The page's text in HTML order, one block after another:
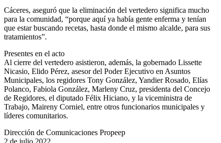
Cáceres, aseguró que la eliminación del vertedero significa mucho
para la comunidad, “porque aquí ya había gente enferma y tenían
que estar buscando recetas, hasta donde el mismo alcalde, para sus
tratamientos”.
Presentes en el acto
Al cierre del vertedero asistieron, además, la gobernado Lissette
Nicasio, Elido Pérez, asesor del Poder Ejecutivo en Asuntos
Municipales, los regidores Tony González, Yandier Rosado, Elías
Polanco, Fabiola González, Marleny Cruz, presidenta del Concejo
de Regidores, el diputado Félix Hiciano, y la viceministra de
Trabajo, Maireny Corniel, entre otros funcionarios municipales y
líderes comunitarios.
Dirección de Comunicaciones Propeep
2 de julio 2022